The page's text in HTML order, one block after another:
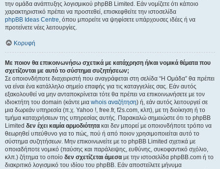
την ομάδα ανάπτυξης λογισμικού phpBB Limited. Εάν νομίζετε ότι κάποιο
χαρακτηριστικό πρέπει να προστεθεί, επισκεφθείτε την ιστοσελίδα
phpBB Ideas Centre, όπου μπορείτε να ψηφίσετε υπάρχουσες ιδέες ή να
προτείνετε νέες λειτουργίες.
Κορυφή
Με ποιον θα επικοινωνήσω σχετικά με κατάχρηση ή/και νομικά θέματα που
σχετίζονται με αυτό το σύστημα συζητήσεων;
Σε οποιονδήποτε διαχειριστή που αναγράφεται στη σελίδα “Η Ομάδα” θα πρέπει
να είναι ένα κατάλληλο σημείο επαφής για τις καταγγελίες σας. Εάν αυτός
εξακολουθεί να μην ανταποκρίνεται τότε θα πρέπει να επικοινωνήσετε με τον
ιδιοκτήτη του domain (κάντε μια whois αναζήτηση) ή, εάν αυτός λειτουργεί σε
μια δωρεάν υπηρεσία (π.χ. Yahoo !, free.fr, f2s.com, κλπ), με τη διοίκηση ή το
τμήμα καταχρήσεων της υπηρεσίας αυτής. Παρακαλώ σημειώστε ότι το phpBB
Limited δεν έχει καμία αρμοδιότητα και δεν μπορεί με οποιονδήποτε τρόπο να
θεωρηθεί υπεύθυνο για το πώς, πού ή από ποιον χρησιμοποιείται αυτό το
σύστημα συζητήσεων. Μην επικοινωνείτε με το phpBB Limited σχετικά με
οποιαδήποτε νομικό (παύσης και παράλειψης, ευθύνης, συκοφαντικό σχόλιο,
κλπ.) ζήτημα το οποίο δεν σχετίζεται άμεσα με την ιστοσελίδα phpBB.com ή το
διακριτικό λογισμικό του ιδίου του phpBB. Εάν αποστείλετε μήνυμα